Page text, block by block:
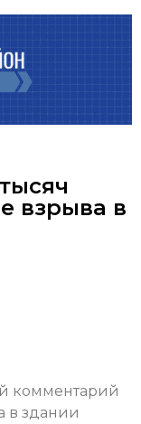
взрыва в
комментарий
в здании